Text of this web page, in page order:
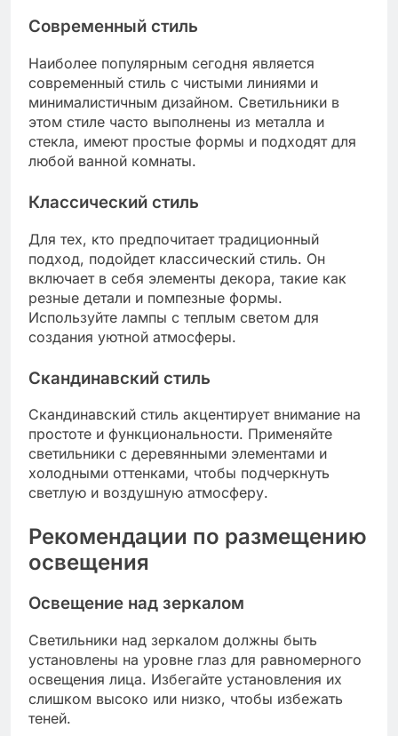
Современный стиль
Наиболее популярным сегодня является
современный стиль с чистыми линиями и
минималистичным дизайном. Светильники в
этом стиле часто выполнены из металла и
стекла, имеют простые формы и подходят для
любой ванной комнаты.
Классический стиль
Для тех, кто предпочитает традиционный
подход, подойдет классический стиль. Он
включает в себя элементы декора, такие как
резные детали и помпезные формы.
Используйте лампы с теплым светом для
создания уютной атмосферы.
Скандинавский стиль
Скандинавский стиль акцентирует внимание на
простоте и функциональности. Применяйте
светильники с деревянными элементами и
холодными оттенками, чтобы подчеркнуть
светлую и воздушную атмосферу.
Рекомендации по размещению
освещения
Освещение над зеркалом
Светильники над зеркалом должны быть
установлены на уровне глаз для равномерного
освещения лица. Избегайте установления их
слишком высоко или низко, чтобы избежать
теней.